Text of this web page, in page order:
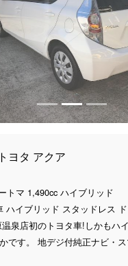
トヨタ アクア
トマ 1,490cc ハイブリッド
ハイブリッド スタッドレス
泉店初のトヨタ車!しかもハ
です。 地デジ付純正ナビ・ス